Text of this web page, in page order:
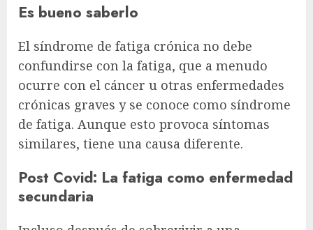
Es bueno saberlo
El síndrome de fatiga crónica no debe
confundirse con la fatiga, que a menudo
ocurre con el cáncer u otras enfermedades
crónicas graves y se conoce como síndrome
de fatiga. Aunque esto provoca síntomas
similares, tiene una causa diferente.
Post Covid: La fatiga como enfermedad
secundaria